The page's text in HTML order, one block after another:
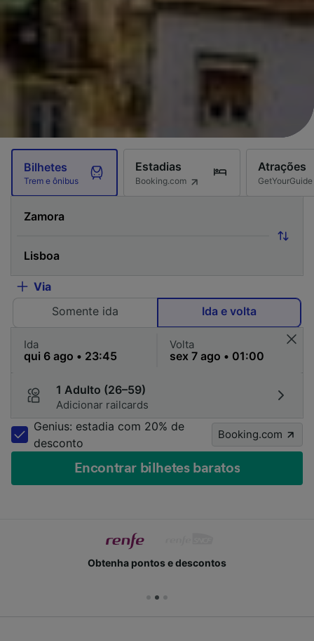
Bilhetes
Trem e ônibus
Estadias
Booking.com
Atrações
GetYourGuide
Via
Somente ida
Ida e volta
Ida Volta
1 Adulto (26–59)
Adicionar railcards
Genius: estadia com 20% de
desconto
Booking.com
Encontrar bilhetes baratos
Obtenha pontos e descontos